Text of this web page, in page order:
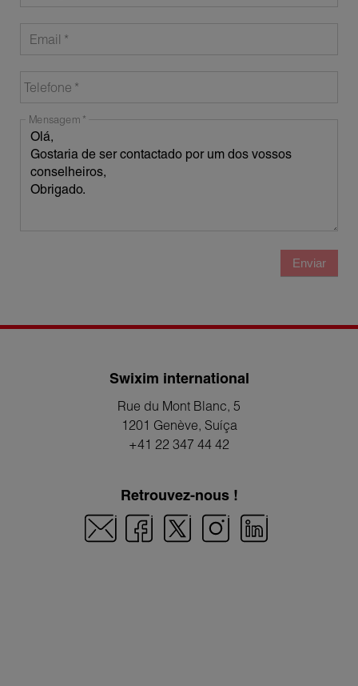
Email
Telefone
Mensagem
Enviar
Swixim international
Rue du Mont Blanc, 5
1201 Genève, Suíça
+41 22 347 44 42
Retrouvez-nous !